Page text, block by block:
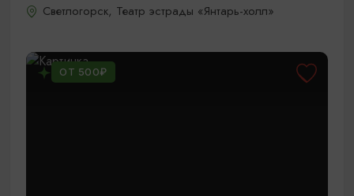
Светлогорск, Театр эстрады «Янтарь-холл»
ОТ 500₽